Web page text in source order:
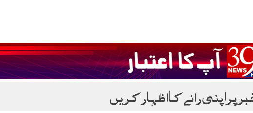
پر اپنی رائے کا اظہار کریں